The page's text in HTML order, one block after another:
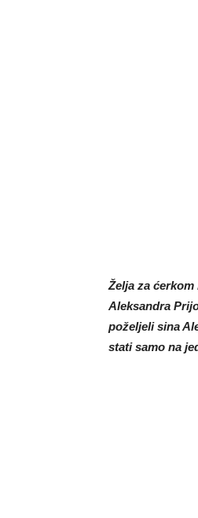
Želja za
Aleksandra
poželjeli sina
stati samo na